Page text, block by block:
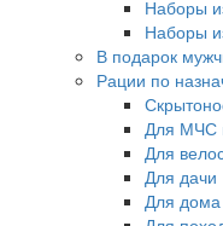
Наборы
Наборы
В подарок
Рации по
Для МЧС
Для
Для дачи
Для дома